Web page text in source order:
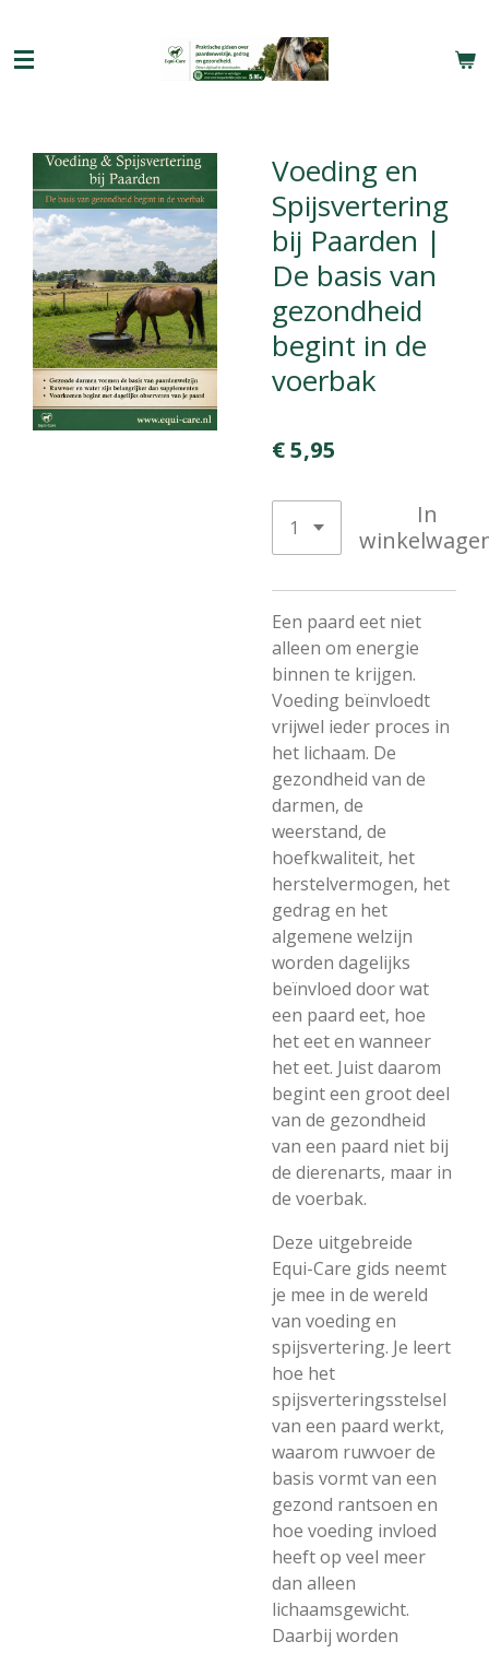
direct
naar
Voeding en
Spijsvertering
bij Paarden |
De basis van
gezondheid
begint in de
voerbak
€ 5,95
In
Een paard eet niet
alleen om energie
binnen te krijgen.
Voeding beïnvloedt
vrijwel ieder proces in
het lichaam. De
gezondheid van de
darmen, de
weerstand, de
hoefkwaliteit, het
herstelvermogen, het
gedrag en het
algemene welzijn
worden dagelijks
beïnvloed door wat
een paard eet, hoe
het eet en wanneer
het eet. Juist daarom
begint een groot deel
van de gezondheid
van een paard niet bij
de dierenarts, maar in
de voerbak.
Deze uitgebreide
Equi-Care gids neemt
je mee in de wereld
van voeding en
spijsvertering. Je leert
hoe het
spijsverteringsstelsel
van een paard werkt,
waarom ruwvoer de
basis vormt van een
gezond rantsoen en
hoe voeding invloed
heeft op veel meer
dan alleen
lichaamsgewicht.
Daarbij worden